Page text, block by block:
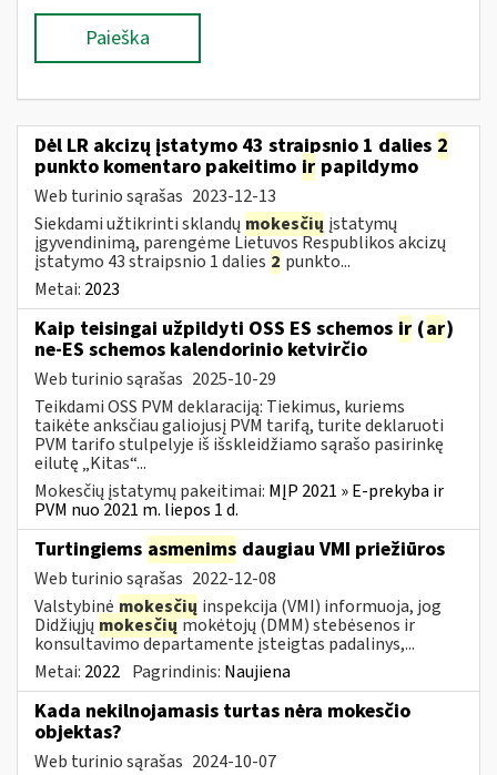
Paieška
Dėl LR akcizų įstatymo 43 straipsnio 1 dalies 2
punkto komentaro pakeitimo ir papildymo
Web turinio sąrašas 2023-12-13
Siekdami užtikrinti sklandų mokesčių įstatymų
įgyvendinimą, parengėme Lietuvos Respublikos akcizų
įstatymo 43 straipsnio 1 dalies 2 punkto...
Metai: 2023
Kaip teisingai užpildyti OSS ES schemos ir (ar)
ne-ES schemos kalendorinio ketvirčio
Web turinio sąrašas 2025-10-29
Teikdami OSS PVM deklaraciją: Tiekimus, kuriems
taikėte anksčiau galiojusį PVM tarifą, turite deklaruoti
PVM tarifo stulpelyje iš išskleidžiamo sąrašo pasirinkę
eilutę „Kitas“...
Mokesčių įstatymų pakeitimai: MĮP 2021 » E-prekyba ir
PVM nuo 2021 m. liepos 1 d.
Turtingiems asmenims daugiau VMI priežiūros
Web turinio sąrašas 2022-12-08
Valstybinė mokesčių inspekcija (VMI) informuoja, jog
Didžiųjų mokesčiųmokėtojų (DMM) stebėsenos ir
konsultavimo departamente įsteigtas padalinys,...
Metai: 2022 Pagrindinis: Naujiena
Kada nekilnojamasis turtas nėra mokesčio
objektas?
Web turinio sąrašas 2024-10-07